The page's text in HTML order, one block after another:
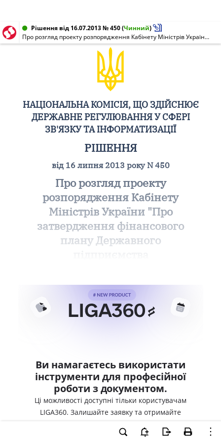
Рішення від 16.07.2013 № 450(Чинний)
Про розгляд проекту розпорядження Кабінету Міністрів України "Про затвердження фінансового плану Державного підприємства "Український державний центр радіочастот" на 2014 рік"
НАЦІОНАЛЬНА КОМІСІЯ, ЩО ЗДІЙСНЮЄ
ДЕРЖАВНЕ РЕГУЛЮВАННЯ У СФЕРІ
ЗВ'ЯЗКУ ТА ІНФОРМАТИЗАЦІЇ
РІШЕННЯ
від 16 липня 2013 року N 450
Про розгляд проекту
розпорядження Кабінету
Міністрів України "Про
затвердження фінансового
плану Державного
Ви намагаєтесь використати
інструменти для професійної
роботи з документом.
Ці можливості доступні тільки користувачам
LIGA360. Залишайте заявку та отримайте